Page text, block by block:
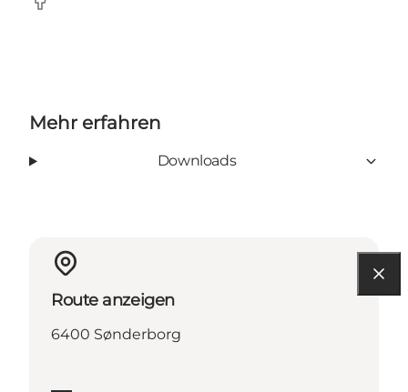
Facebook
Mehr erfahren
Downloads
Route anzeigen
6400 Sønderborg